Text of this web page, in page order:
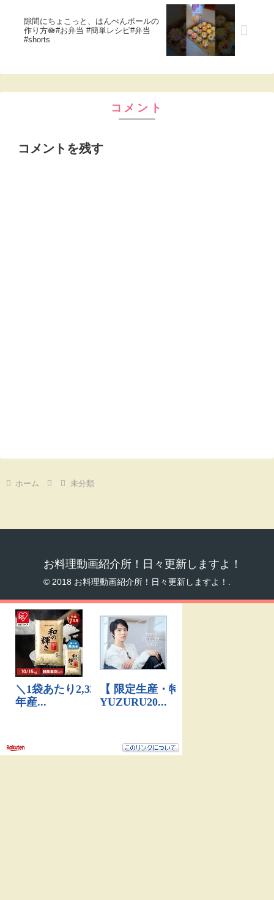
隙間にちょこっと、はんぺんボールの
作り方🪷#お弁当 #簡単レシピ#弁当
#shorts
コメント
コメントを残す
ホーム 未分類
お料理動画紹介所！日々更新しますよ！
© 2018 お料理動画紹介所！日々更新しますよ！.